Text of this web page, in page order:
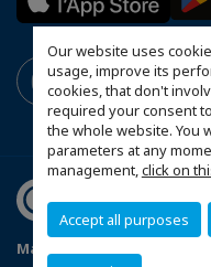
Our website uses
usage, improve its
cookies, that don't
required your consent
the whole website. You
parameters at any
management,click on
Accept all purposes
Mapa witryny